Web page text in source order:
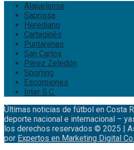
Alajuelense
Saprissa
Herediano
Cartaginés
Puntarenas
San Carlos
Pérez Zeledón
Sporting
Escorpiones
Inter S.C.
Últimas noticias de fútbol en Costa
deporte nacional e internacional –
los derechos reservados © 2025 |
por Expertos en Marketing Digital